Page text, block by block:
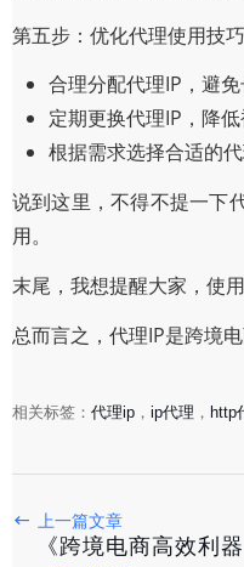
第五步：优化代理使用技巧
合理分配代理IP，避
定期更换代理IP，降低
根据需求选择合适的
说到这里，不得不提一下
用。
末尾，我想提醒大家，使
总而言之，代理IP是跨境
相关标签： 代理ip ， ip代理 ， http
上一篇文章
《跨境电商高效利
《破解网络